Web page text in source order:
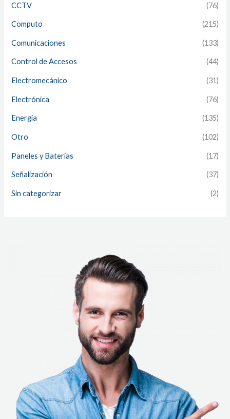
CCTV (76)
Computo (215)
Comunicaciones (133)
Control de Accesos (44)
Electromecánico (31)
Electrónica (76)
Energía (135)
Otro (102)
Paneles y Baterías (17)
Señalización (37)
Sin categorizar (2)